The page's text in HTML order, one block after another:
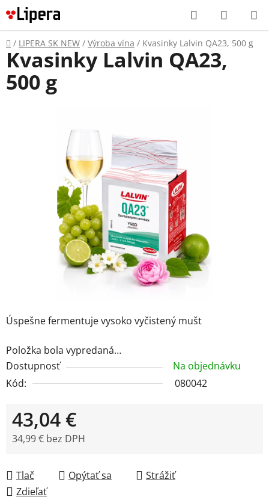
Prejsť
na
obsah
Hľadať
KOŠÍK
Domov
/ LIPERA SK NEW / Výroba vína / Kvasinky Lalvin QA23, 500 g
Úspešne fermentuje vysoko vyčistený mušt
Položka bola vypredaná…
Dostupnosť
Na objednávku
Kód:
080042
43,04 €
34,99 € bez DPH
Tlač
Opýtať sa
Strážiť
Zdieľať
Kvasinky Lalvin QA23,
500 g